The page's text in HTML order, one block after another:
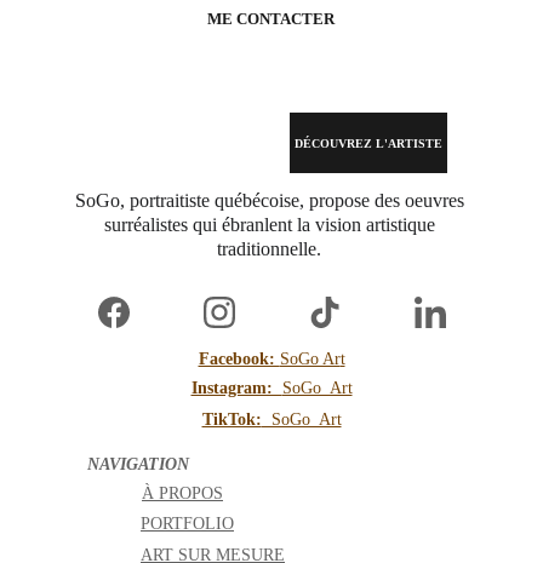
ME CONTACTER
SoGo, portraitiste québécoise, propose des oeuvres
surréalistes qui ébranlent la vision artistique
traditionnelle.
DÉCOUVREZ L'ARTISTE
NAVIGATION
PORTFOLIO
ART SUR MESURE
À PROPOS
Facebook: SoGo Art
Instagram: SoGo_Art
TikTok:
  SoGo_Art